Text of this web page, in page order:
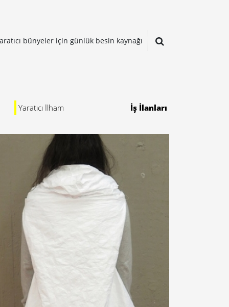
bünyeler için günlük besin kaynağı
Yaratıcı İlham İş İlanları